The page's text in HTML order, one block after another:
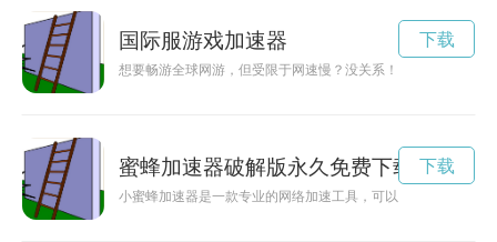
国际服游戏加速器
想要畅游全球网游，但受限于网速慢？没关系！现在有免费国
下载
蜜蜂加速器破解版永久免费下载
小蜜蜂加速器是一款专业的网络加速工具，可以帮助用户提升
下载